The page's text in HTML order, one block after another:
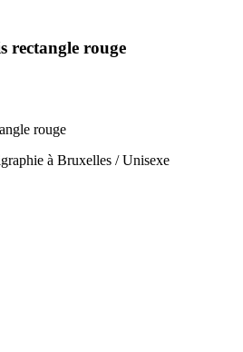
rectangle rouge
rouge
à Bruxelles / Unisexe